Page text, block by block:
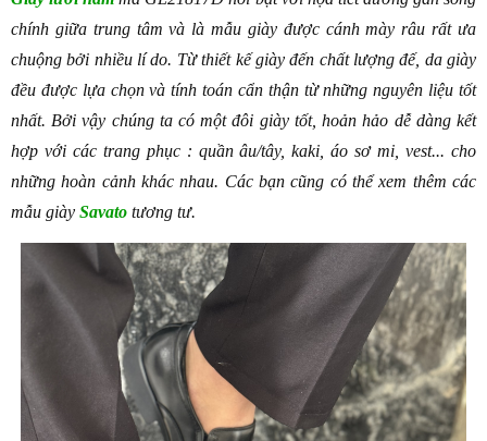
chính giữa trung tâm và là mẫu giày được cánh mày râu rất ưa
chuộng bởi nhiều lí do. Từ thiết kế giày đến chất lượng đế, da giày
đều được lựa chọn và tính toán cẩn thận từ những nguyên liệu tốt
nhất. Bởi vậy chúng ta có một đôi giày tốt, hoản hảo dễ dàng kết
hợp với các trang phục : quần âu/tây, kaki, áo sơ mi, vest... cho
những hoàn cảnh khác nhau. Các bạn cũng có thể xem thêm các
mẫu giày Savato tương tư.